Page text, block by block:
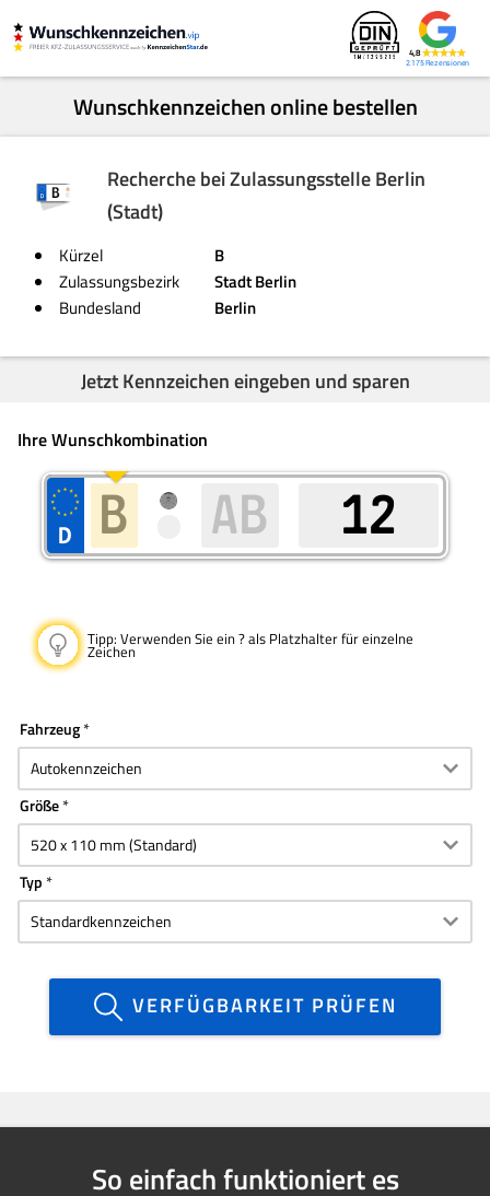
4,8
2.175
Wunschkennzeichen online bestellen
Recherche bei Zulassungsstelle Berlin
(Stadt)
Kürzel
B
Zulassungsbezirk
Stadt Berlin
Bundesland
Berlin
Jetzt Kennzeichen eingeben und sparen
Fahrzeug
Größe
Typ
Tipp: Verwenden Sie ein ? als Platzhalter für einzelne
Zeichen
VERFÜGBARKEIT PRÜFEN
So einfach funktioniert es